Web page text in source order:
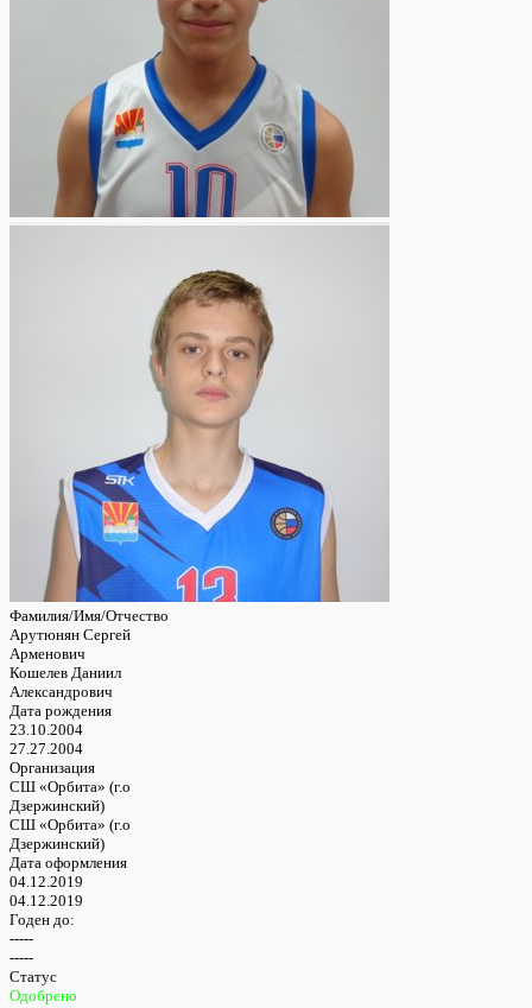
Фамилия/Имя/Отчество
Арутюнян Сергей
Арменович
Кошелев Даниил
Александрович
Дата рождения
23.10.2004
27.27.2004
Организация
СШ «Орбита» (г.о
Дзержинский)
СШ «Орбита» (г.о
Дзержинский)
Дата оформления
04.12.2019
04.12.2019
Годен до:
-----
-----
Статус
Одобрено